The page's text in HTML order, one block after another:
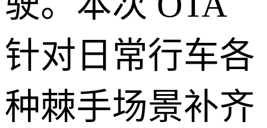
针对日常行车各
种棘手场景补齐